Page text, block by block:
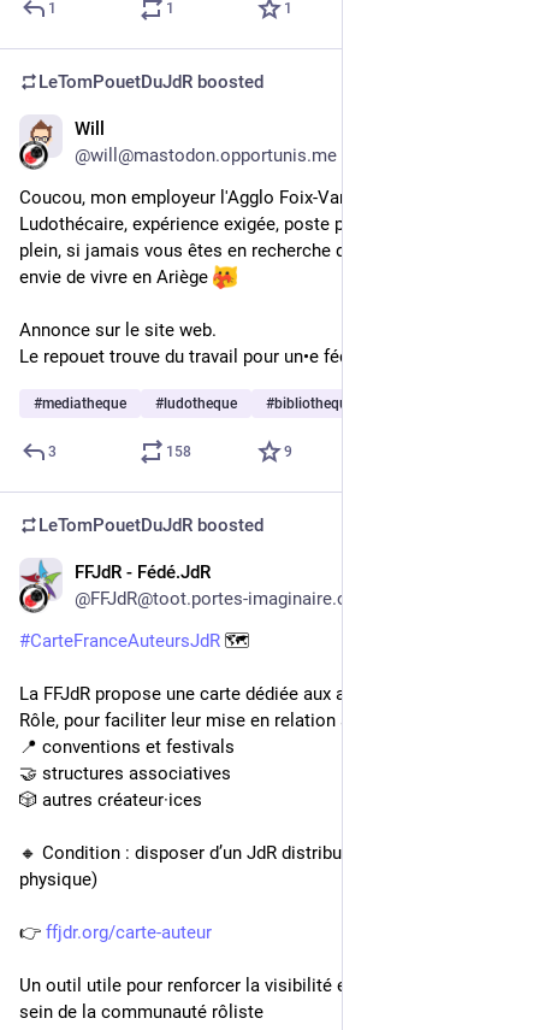
1 1 1
LeTomPouetDuJdR boosted
Will
@will@mastodon.opportunis.me
Coucou, mon employeur l'Agglo Foix-Varilhes recrute un•e
Ludothécaire, expérience exigée, poste permanent à temps
plein, si jamais vous êtes en recherche d'emploi et vous avez
envie de vivre en Ariège
Annonce sur le site web.
Le repouet trouve du travail pour un•e fédinaute.
#mediatheque # ludotheque #bibliotheque
3 158 9
LeTomPouetDuJdR boosted
FFJdR - Fédé.JdR
@FFJdR@toot.portes-imaginaire.org
#CarteFranceAuteursJdR 🗺
La FFJdR propose une carte dédiée aux auteur·ices de Jeu de
Rôle, pour faciliter leur mise en relation avec :
📍 conventions et festivals
🤝 structures associatives
🎲 autres créateur·ices
🔸 Condition : disposer d’un JdR distribué (PDF ou édition
physique)
👉 ffjdr.org/carte-auteur
Un outil utile pour renforcer la visibilité et les échanges au
sein de la communauté rôliste